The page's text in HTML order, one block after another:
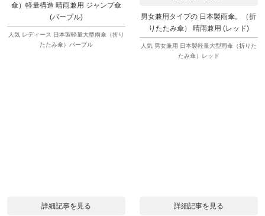
傘）軽量構造 晴雨兼用 ジャンプ傘
(パープル)
人気 レディース 日本製軽量大型雨傘（折り
たたみ傘）パープル
男女兼用タイプの 日本製雨傘。（折
りたたみ傘） 晴雨兼用 (レッド)
人気 男女兼用 日本製軽量大型雨傘（折りた
たみ傘）レッド
詳細記事を見る 詳細記事を見る